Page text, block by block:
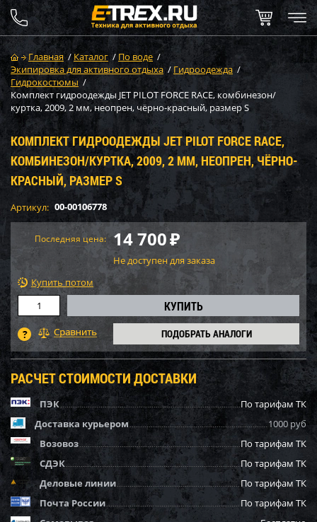
Главная / Каталог / По воде /
Экипировка для активного отдыха / Гидроодежда /
Гидрокостюмы /
Комплект гидроодежды JET PILOT FORCE RACE, комбинезон/
куртка, 2009, 2 мм, неопрен, чёрно-красный, размер S
КОМПЛЕКТ ГИДРООДЕЖДЫ JET PILOT FORCE RACE,
КОМБИНЕЗОН/КУРТКА, 2009, 2 ММ, НЕОПРЕН, ЧЁРНО-
КРАСНЫЙ, РАЗМЕР S
Артикул: 00-00106778
Последняя цена: 14 700₽
Не доступен для заказа
Купить потом
ПОДОБРАТЬ АНАЛОГИ
РАСЧЕТ СТОИМОСТИ ДОСТАВКИ
ПЭК
По тарифам ТК
Доставка курьером
1000 руб
Возовоз
По тарифам ТК
СДЭК
По тарифам ТК
Деловые линии
По тарифам ТК
Почта России
По тарифам ТК